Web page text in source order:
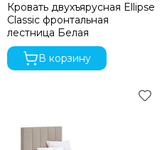
Кровать двухъярусная Ellipse
Classic фронтальная
лестница Белая
В корзину